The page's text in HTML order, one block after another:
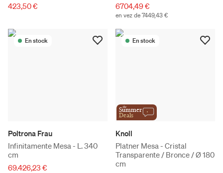
423,50 €
6704,49 €
en vez de 7449,43 €
En stock
Poltrona Frau
Infinitamente Mesa - L. 340
cm
69.426,23 €
En stock
the
Summer
Deals
Knoll
Platner Mesa - Cristal
Transparente / Bronce / Ø 180
cm